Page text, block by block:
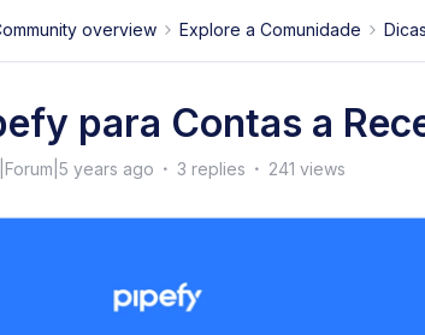
overview Explore a Comunidade
para Contas a
years ago 3 replies 241 views